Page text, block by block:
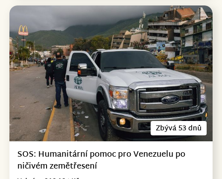
Zbývá 53 dnů
SOS: Humanitární pomoc pro Venezuelu po
ničivém zemětřesení